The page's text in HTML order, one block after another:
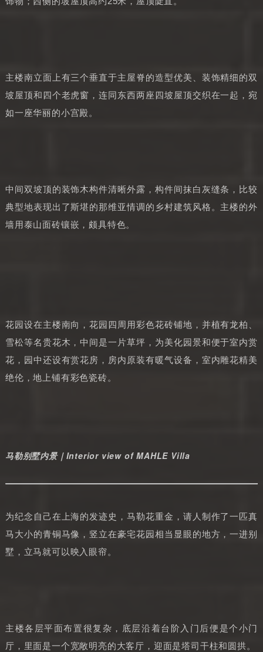
主楼南立面上有三个垂直于主屋脊的造型优美、装饰精细的双
坡屋顶和四个老虎窗，连同东西两座四坡屋顶交织在一起，宛
如一座华丽的小宫殿。
中间双坡顶的装饰木构件清晰外露，构件间抹白灰缝条，比较
典型地表现出了斯堪的那维亚情调的乡村建筑风格。主楼的外
墙用泰山面砖镶嵌，颇具特色。
花园设在主楼南向，花园四周用彩色花砖铺地，并植有龙柏、
雪松等名贵花木，中间是一片草坪，为美化园景和便于室内赏
花，园中还设有赏花房，房内原装有暖气设备，室内雕花精美
绝伦，地上铺有彩色瓷砖。
马勒别墅内景｜Interior view of MAHLE Villa
为纪念自己在上海的发迹史，马勒花重金，请人制作了一匹真
马大小的青铜马像，竖立在豪宅花园相当显眼的地方，一进别
墅，立马就可以映入眼帘。
主楼各层平面布置很复杂，底层沿着台阶入门后便是个小门
厅，里面是一个宽敞明亮的大客厅，迎面是塔司干柱和圆拱。